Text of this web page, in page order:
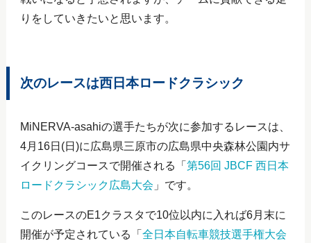
りをしていきたいと思います。
次のレースは西日本ロードクラシック
MiNERVA-asahiの選手たちが次に参加するレースは、
4月16日(日)に広島県三原市の広島県中央森林公園内サ
イクリングコースで開催される「 第56回 JBCF 西日本
ロードクラシック広島大会 」です。
このレースのE1クラスタで10位以内に入れば6月末に
開催が予定されている「 全日本自転車競技選手権大会